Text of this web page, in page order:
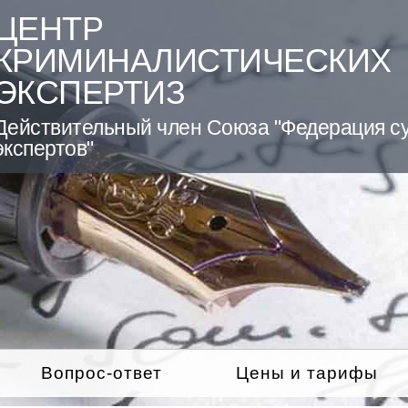
член Союза "Федерация
Вопрос-ответ Цены и тарифы